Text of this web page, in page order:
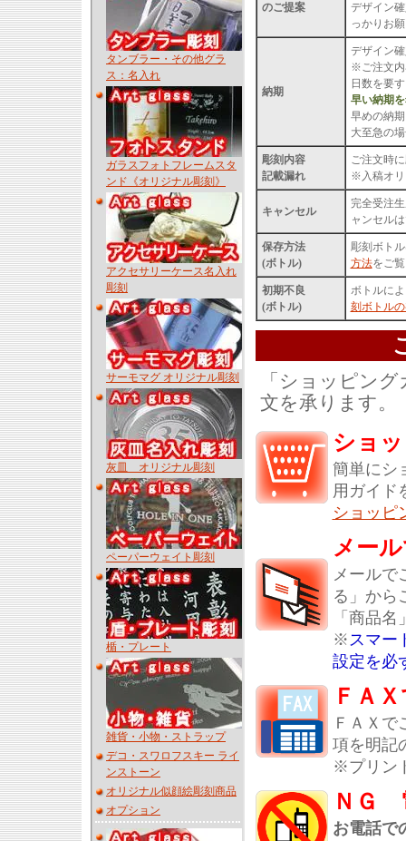
タンブラー・その他グラ
ス：名入れ
ガラスフォトフレームスタ
ンド《オリジナル彫刻》
アクセサリーケース名入れ
彫刻
サーモマグ オリジナル彫刻
灰皿 オリジナル彫刻
ペーパーウェイト彫刻
楯・プレート
雑貨・小物・ストラップ
デコ・スワロフスキー ライ
ンストーン
オリジナル似顔絵彫刻商品
オプション
のご提案
デザイン
っかりお
納期
デザイン
※ご注文内
日数を要
早い納期
早めの納
大至急の
彫刻内容
記載漏れ
ご注文時
※入稿オリ
キャンセル
完全受注
ャンセル
保存方法
(ボトル)
彫刻ボト
方法をご
初期不良
(ボトル)
ボトルに
刻ボトル
「ショッピン
文を承ります。
ショ
簡単にシ
用ガイド
ショッピ
メー
メールで
る」から
「商品
※スマー
設定を必
ＦＡ
ＦＡＸで
項を明記
※プリン
ＮＧ
お電話で